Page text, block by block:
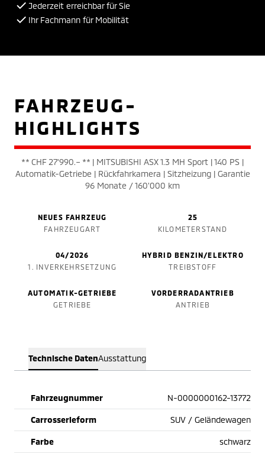
Jederzeit erreichbar für Sie
Ihr Fachmann für Mobilität
FAHRZEUG-
HIGHLIGHTS
** CHF 27'990.– ** | MITSUBISHI ASX 1.3 MH Sport | 140 PS |
Automatik-Getriebe | Rückfahrkamera | Sitzheizung | Garantie
96 Monate / 160'000 km
NEUES FAHRZEUG
FAHRZEUGART
25
KILOMETERSTAND
04/2026
1. INVERKEHRSETZUNG
HYBRID BENZIN/ELEKTRO
TREIBSTOFF
AUTOMATIK-GETRIEBE
GETRIEBE
VORDERRADANTRIEB
ANTRIEB
Technische DatenAusstattung
Fahrzeugnummer N-0000000162-13772
Carrosserieform SUV / Geländewagen
Farbe schwarz